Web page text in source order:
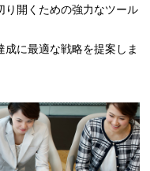
り開くための強力なツール
に最適な戦略を提案しま